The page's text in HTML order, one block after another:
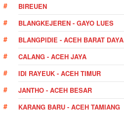
BIREUEN
BLANGKEJEREN - GAYO LUES
BLANGPIDIE - ACEH BARAT DAYA
CALANG - ACEH JAYA
IDI RAYEUK - ACEH TIMUR
JANTHO - ACEH BESAR
KARANG BARU - ACEH TAMIANG